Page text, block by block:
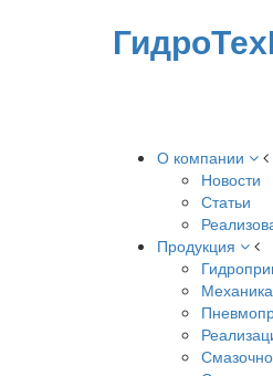
О компании
Новости
Статьи
Продукция